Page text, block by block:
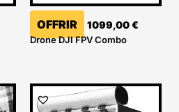
OFFRIR 1099,00€
Drone DJI FPV Combo